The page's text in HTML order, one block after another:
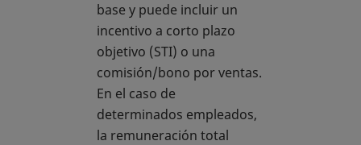
base y puede incluir un
incentivo a corto plazo
objetivo (STI) o una
comisión/bono por ventas.
En el caso de
determinados empleados,
la remuneración total